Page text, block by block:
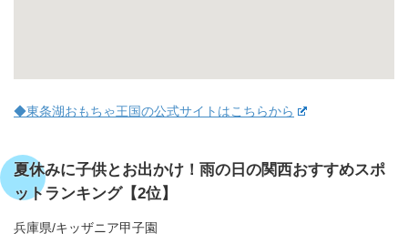
◆東条湖おもちゃ王国の公式サイトはこちらから
夏休みに子供とお出かけ！雨の日の関西おすすめスポ
ットランキング【2位】
兵庫県/キッザニア甲子園